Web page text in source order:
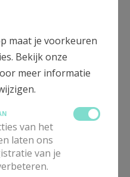
maat je voorkeuren
Bekijk onze
meer informatie
van het
laten ons
van je